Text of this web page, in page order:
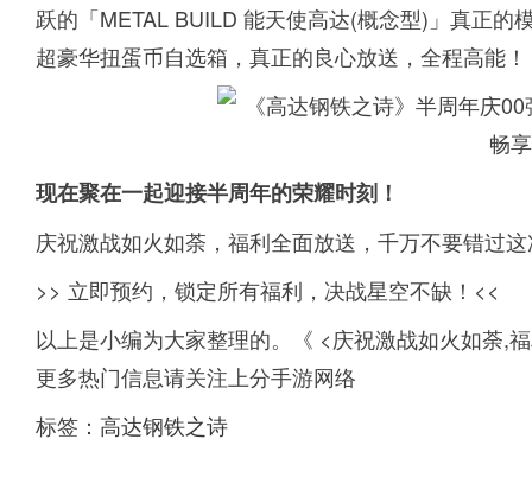
跃的「METAL BUILD 能天使高达(概念型)」真正
超豪华扭蛋币自选箱，真正的良心放送，全程高能！
现在聚在一起迎接半周年的荣耀时刻！
庆祝激战如火如荼，福利全面放送，千万不要错过
>> 立即预约，锁定所有福利，决战星空不缺！<<
以上是小编为大家整理的。《 <庆祝激战如火如荼,
更多热门信息请关注上分手游网络
标签： 高达钢铁之诗